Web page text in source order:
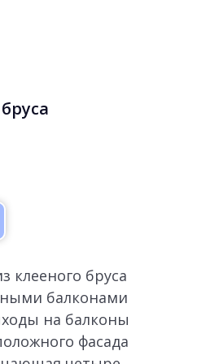
клееного бруса
балконами
на балконы
фасада